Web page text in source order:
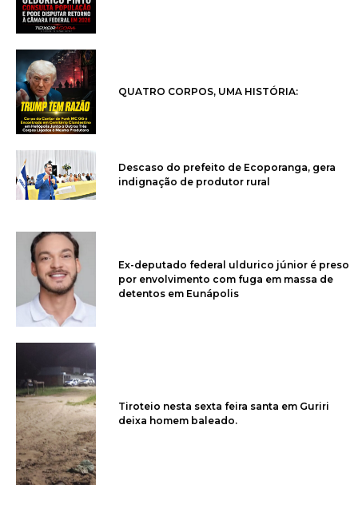
QUATRO CORPOS, UMA HISTÓRIA:
Descaso do prefeito de Ecoporanga, gera
indignação de produtor rural
Ex-deputado federal uldurico júnior é preso
por envolvimento com fuga em massa de
detentos em Eunápolis
Tiroteio nesta sexta feira santa em Guriri
deixa homem baleado.